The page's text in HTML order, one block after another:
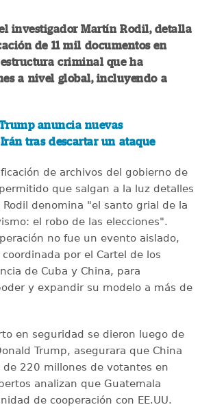
investigador Martín Rodil, detalla
de 11 mil documentos en
estructura criminal que ha
a nivel global, incluyendo a
anuncia nuevas
tras descartar un ataque
de archivos del gobierno de
que salgan a la luz detalles
denomina "el santo grial de la
el robo de las elecciones".
no fue un evento aislado,
por el Cartel de los
de Cuba y China, para
y expandir su modelo a más de
en seguridad se dieron luego de
Trump, asegurara que China
220 millones de votantes en
analizan que Guatemala
de cooperación con EE.UU.